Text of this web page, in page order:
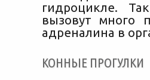
гидроцикле.
вызовут много
адреналина в
КОННЫЕ ПРОГУЛКИ